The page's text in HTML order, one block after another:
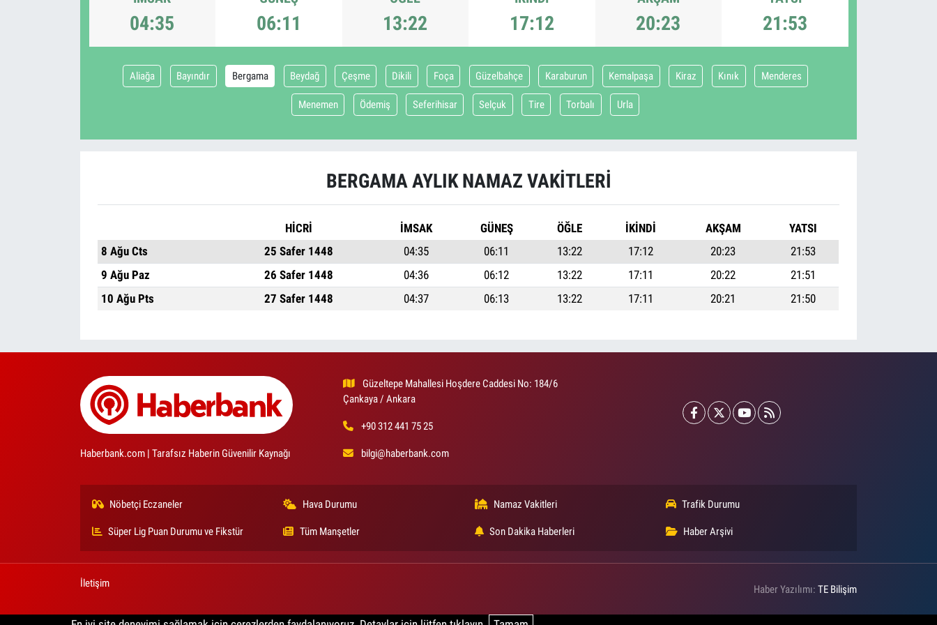
04:35 06:11 13:22 17:12 20:23 21:53
Aliağa Bayındır Bergama Beydağ Çeşme Dikili Foça Güzelbahçe Karaburun Kemalpaşa Kiraz Kınık Menderes
Menemen Ödemiş Seferihisar Selçuk Tire Torbalı Urla
BERGAMA AYLIK NAMAZ VAKITLERI
HİCRİ İMSAK GÜNEŞ ÖĞLE İKINDI AKŞAM
YATSI
8 Ağu Cts
25 Safer 1448 04:35 06:11 13:22 17:12 20:23
21:53
9 Ağu Paz
26 Safer 1448 04:36 06:12 13:22 17:11 20:22
21:51
10 Ağu Pts
27 Safer 1448 04:37 06:13 13:22 17:11 20:21 21:50
Haberbank.com | Tarafsız Haberin Güvenilir Kaynağı
Güzeltepe Mahallesi Hoşdere Caddesi No: 184/6
Çankaya / Ankara
+90 312 441 75 25
bilgi@haberbank.com
Nöbetçi Eczaneler Hava Durumu Namaz Vakitleri Trafik Durumu
Süper Lig Puan Durumu ve Fikstür Tüm Manşetler Son Dakika Haberleri Haber Arşivi
İletişim Haber Yazılımı:TE Bilişim